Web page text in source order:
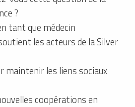
?
tant que médecin
les acteurs de la Silver
maintenir les liens sociaux
coopérations en